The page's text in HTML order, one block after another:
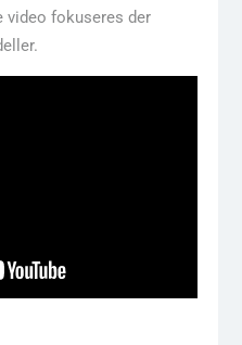
video fokuseres der